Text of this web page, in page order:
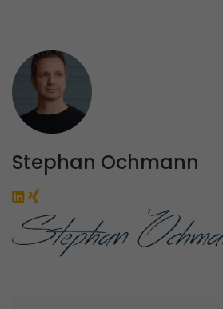
Stephan Ochmann